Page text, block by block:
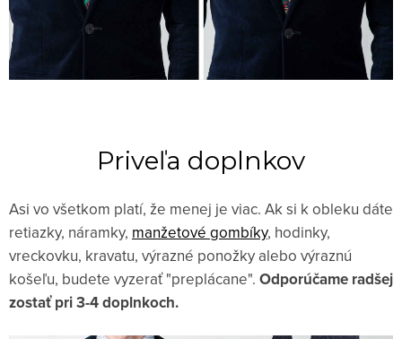
Priveľa doplnkov
Asi vo všetkom platí, že menej je viac. Ak si k obleku dáte
retiazky, náramky, manžetové gombíky, hodinky,
vreckovku, kravatu, výrazné ponožky alebo výraznú
košeľu, budete vyzerať "preplácane". Odporúčame radšej
zostať pri 3-4 doplnkoch.